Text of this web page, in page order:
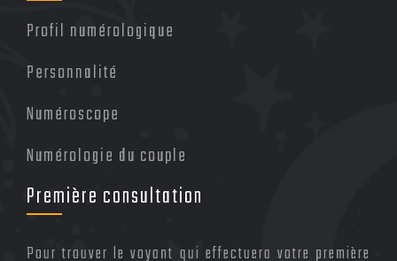
Profil numérologique
Personnalité
Numéroscope
Numérologie du couple
Première consultation
Pour trouver le voyant qui effectuera votre première